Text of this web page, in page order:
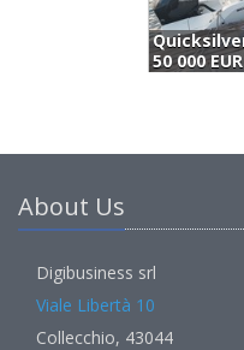
50 000 EUR
About Us
Digibusiness srl
Viale Libertà 10
Collecchio, 43044